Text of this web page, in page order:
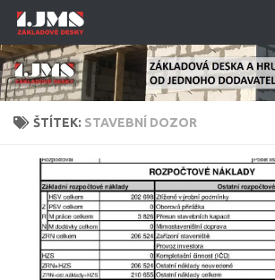
Skip to content
ŠTÍTEK: STAVEBNÍ DOZOR